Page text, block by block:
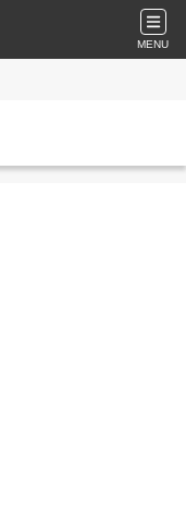
MENU